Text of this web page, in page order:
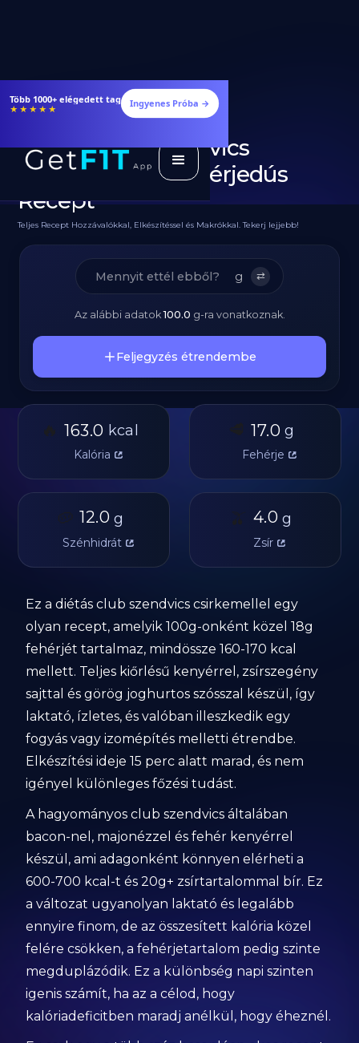
Étrendek, receptek és edzéstervek
★★★★★ Ingyenes Próba →
Diétás Club Szendvics
Csirkemellel – Fehérjedús
Recept
Teljes Recept Hozzávalókkal, Elkészítéssel és Makrókkal. Tekerj lejjebb!
g ⇄
Az alábbi adatok100.0 g-ra vonatkoznak.
Feljegyzés étrendembe
🔥 163.0 kcal
Kalória
🥩 17.0 g
Fehérje
🥔 12.0 g
Szénhidrát
🫒 4.0 g
Zsír
Ez a diétás club szendvics csirkemellel egy
olyan recept, amelyik 100g-onként közel 18g
fehérjét tartalmaz, mindössze 160-170 kcal
mellett. Teljes kiőrlésű kenyérrel, zsírszegény
sajttal és görög joghurtos szósszal készül, így
laktató, ízletes, és valóban illeszkedik egy
fogyás vagy izomépítés melletti étrendbe.
Elkészítési ideje 15 perc alatt marad, és nem
igényel különleges főzési tudást.
A hagyományos club szendvics általában
bacon-nel, majonézzel és fehér kenyérrel
készül, ami adagonként könnyen elérheti a
600-700 kcal-t és 20g+ zsírtartalommal bír. Ez
a változat ugyanolyan laktató és legalább
ennyire finom, de az összesített kalória közel
felére csökken, a fehérjetartalom pedig szinte
megduplázódik. Ez a különbség napi szinten
igenis számít, ha az a célod, hogy
kalóriadeficitben maradj anélkül, hogy éheznél.